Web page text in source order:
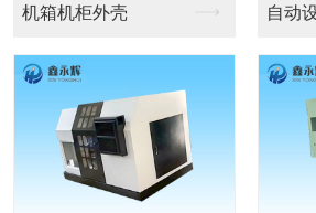
不锈钢钣金加工 不锈